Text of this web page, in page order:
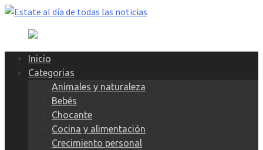
Skip
content
Inicio
Categorias
Animales y naturaleza
Bebés
Chocante
Cocina y alimentación
Crecimiento personal